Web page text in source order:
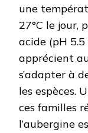
une
27°C le jour,
acide (pH
apprécient
s’adapter à
les espèces.
ces familles
l’aubergine